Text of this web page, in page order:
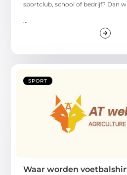
sportclub, school of bedrijf? Dan
SPORT
Waar worden